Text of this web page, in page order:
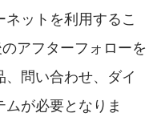
ットを利用するこ
アフターフォローを
問い合わせ、ダイ
が必要となりま